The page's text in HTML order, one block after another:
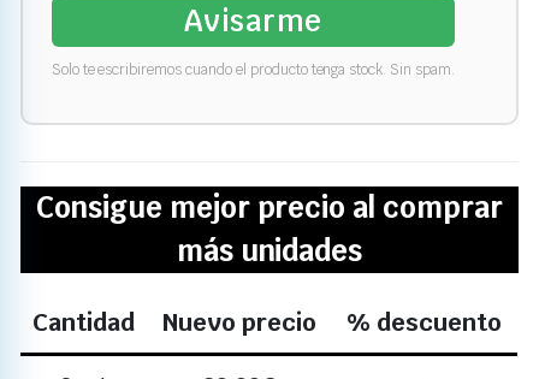
Avisarme
Solo te escribiremos cuando el producto tenga stock. Sin spam.
Consigue mejor precio al comprar
más unidades
Cantidad Nuevo precio % descuento